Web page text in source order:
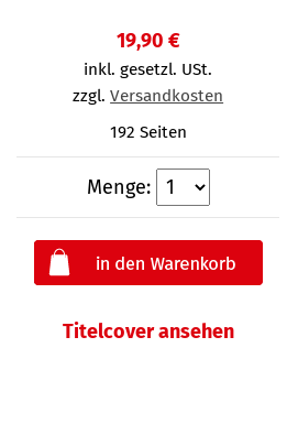
19,90 €
inkl. gesetzl. USt.
zzgl.Versandkosten
192 Seiten
Menge:
Titelcover ansehen